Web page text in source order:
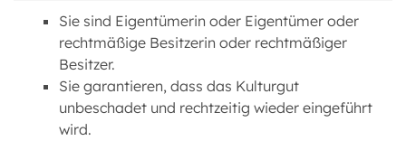
Sie sind Eigentümerin oder Eigentümer oder
rechtmäßige Besitzerin oder rechtmäßiger
Besitzer.
Sie garantieren, dass das Kulturgut
unbeschadet und rechtzeitig wieder eingeführt
wird.